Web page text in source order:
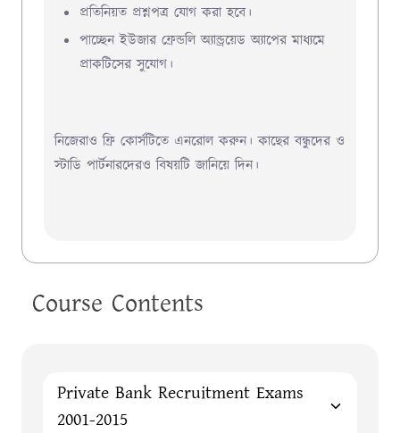
প্রতিনিয়ত প্রশ্নপত্র যোগ করা হবে।
পাচ্ছেন ইউজার ফ্রেন্ডলি অ্যান্ড্রয়েড অ্যাপের মাধ্যমে
প্রাকটিসের সুযোগ।
নিজেরাও ফ্রি কোর্সটিতে এনরোল করুন। কাছের বন্ধুদের ও
স্টাডি পার্টনারদেরও বিষয়টি জানিয়ে দিন।
Course Contents
Private Bank Recruitment Exams
2001-2015